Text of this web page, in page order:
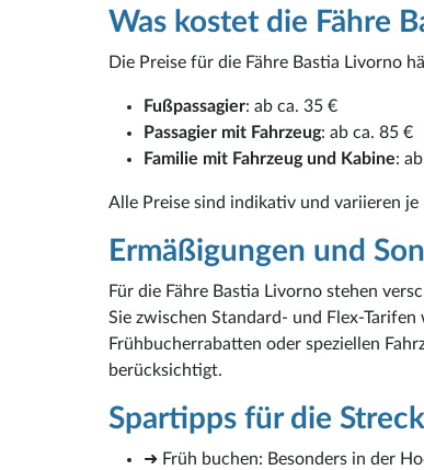
Was kostet die Fähre
Die Preise für die Fähre Bastia Livorno
Fußpassagier: ab ca. 35 €
Passagier mit Fahrzeug: ab ca. 85 €
Familie mit Fahrzeug und Kabine:
Alle Preise sind indikativ und variieren je
Ermäßigungen und
Für die Fähre Bastia Livorno stehen
Sie zwischen Standard- und Flex-
Frühbucherrabatten oder speziellen
berücksichtigt.
Spartipps für die
➜ Früh buchen: Besonders in der